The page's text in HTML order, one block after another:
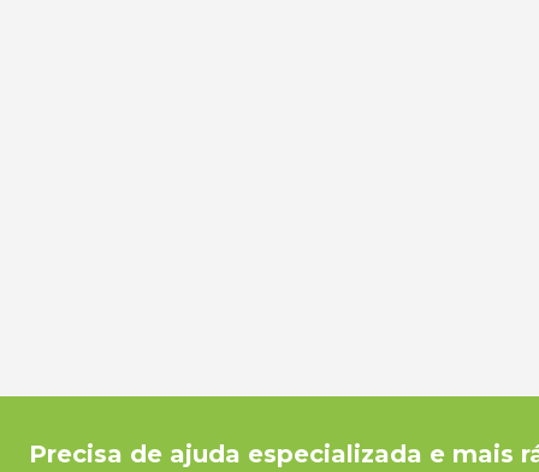
Precisa de ajuda especializada e mais